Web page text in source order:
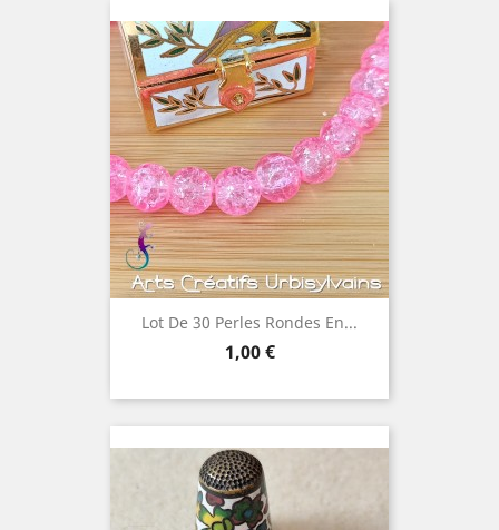
Lot De 30 Perles Rondes En...
Prix
1,00 €